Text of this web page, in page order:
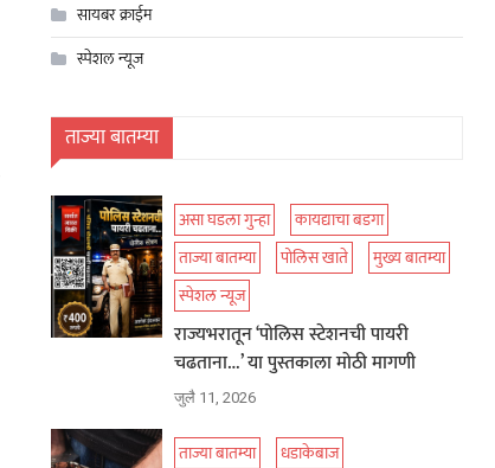
सायबर क्राईम
स्पेशल न्यूज
ताज्या बातम्या
असा घडला गुन्हा
कायद्याचा बडगा
ताज्या बातम्या
पोलिस खाते
मुख्य बातम्या
स्पेशल न्यूज
राज्यभरातून ‘पोलिस स्टेशनची पायरी
चढताना…’ या पुस्तकाला मोठी मागणी
जुलै 11, 2026
ताज्या बातम्या धडाकेबाज